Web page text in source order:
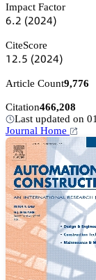
Impact Factor
炆.缗 (缗蔡缗鋺)
CiteScore
声缗.逦 (缗蔡缗鋺)
Article Count9,776
Citation466,208
Last updated on
Journal Home